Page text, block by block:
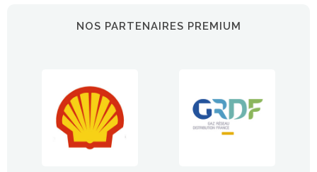
NOS PARTENAIRES PREMIUM